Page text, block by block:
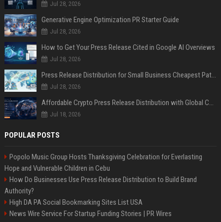
Jul 28, 2026
Generative Engine Optimization PR Starter Guide
Jul 28, 2026
How to Get Your Press Release Cited in Google AI Overviews
Jul 28, 2026
Press Release Distribution for Small Business Cheapest Path to Real Coverage
Jul 28, 2026
Affordable Crypto Press Release Distribution with Global Coverage
Jul 18, 2026
POPULAR POSTS
Popolo Music Group Hosts Thanksgiving Celebration for Everlasting
Hope and Vulnerable Children in Cebu
How Do Businesses Use Press Release Distribution to Build Brand
Authority?
High DA PA Social Bookmarking Sites List USA
News Wire Service For Startup Funding Stories | PR Wires